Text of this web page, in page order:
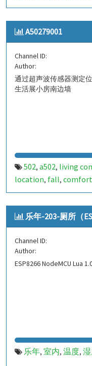
声波,生活,tanbir,跌
indoor,indoor living
ilq,chid
A50279001
Channel ID:
Author:
通过超声波传感器测定
生活展小房南边墙
502, a502, living
location, fall, comfort
声波,生活,tanbir,跌
indoor,indoor living
ilq,chid
乐年-203-厕所（
Channel ID:
Author:
ESP8266 NodeMCU Lua
乐年, 室内, 温度,